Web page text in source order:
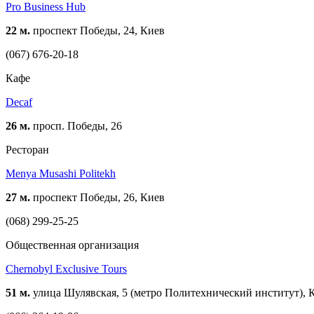
Pro Business Hub
22 м. проспект Победы, 24, Киев
(067) 676-20-18
Кафе
Decaf
26 м. просп. Победы, 26
Ресторан
Menya Musashi Politekh
27 м. проспект Победы, 26, Киев
(068) 299-25-25
Общественная организация
Chernobyl Exclusive Tours
51 м. улица Шулявская, 5 (метро Политехнический институт),